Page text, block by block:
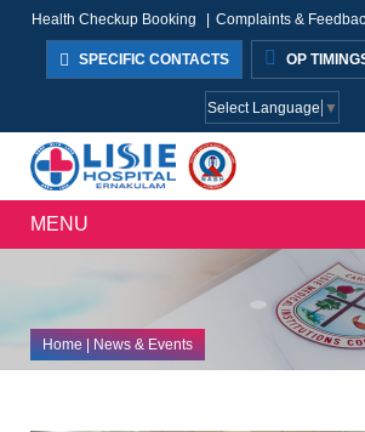
Health Checkup Booking Complaints &
SPECIFIC CONTACTS OP
Select Language ▼
MENU
Home| News & Events